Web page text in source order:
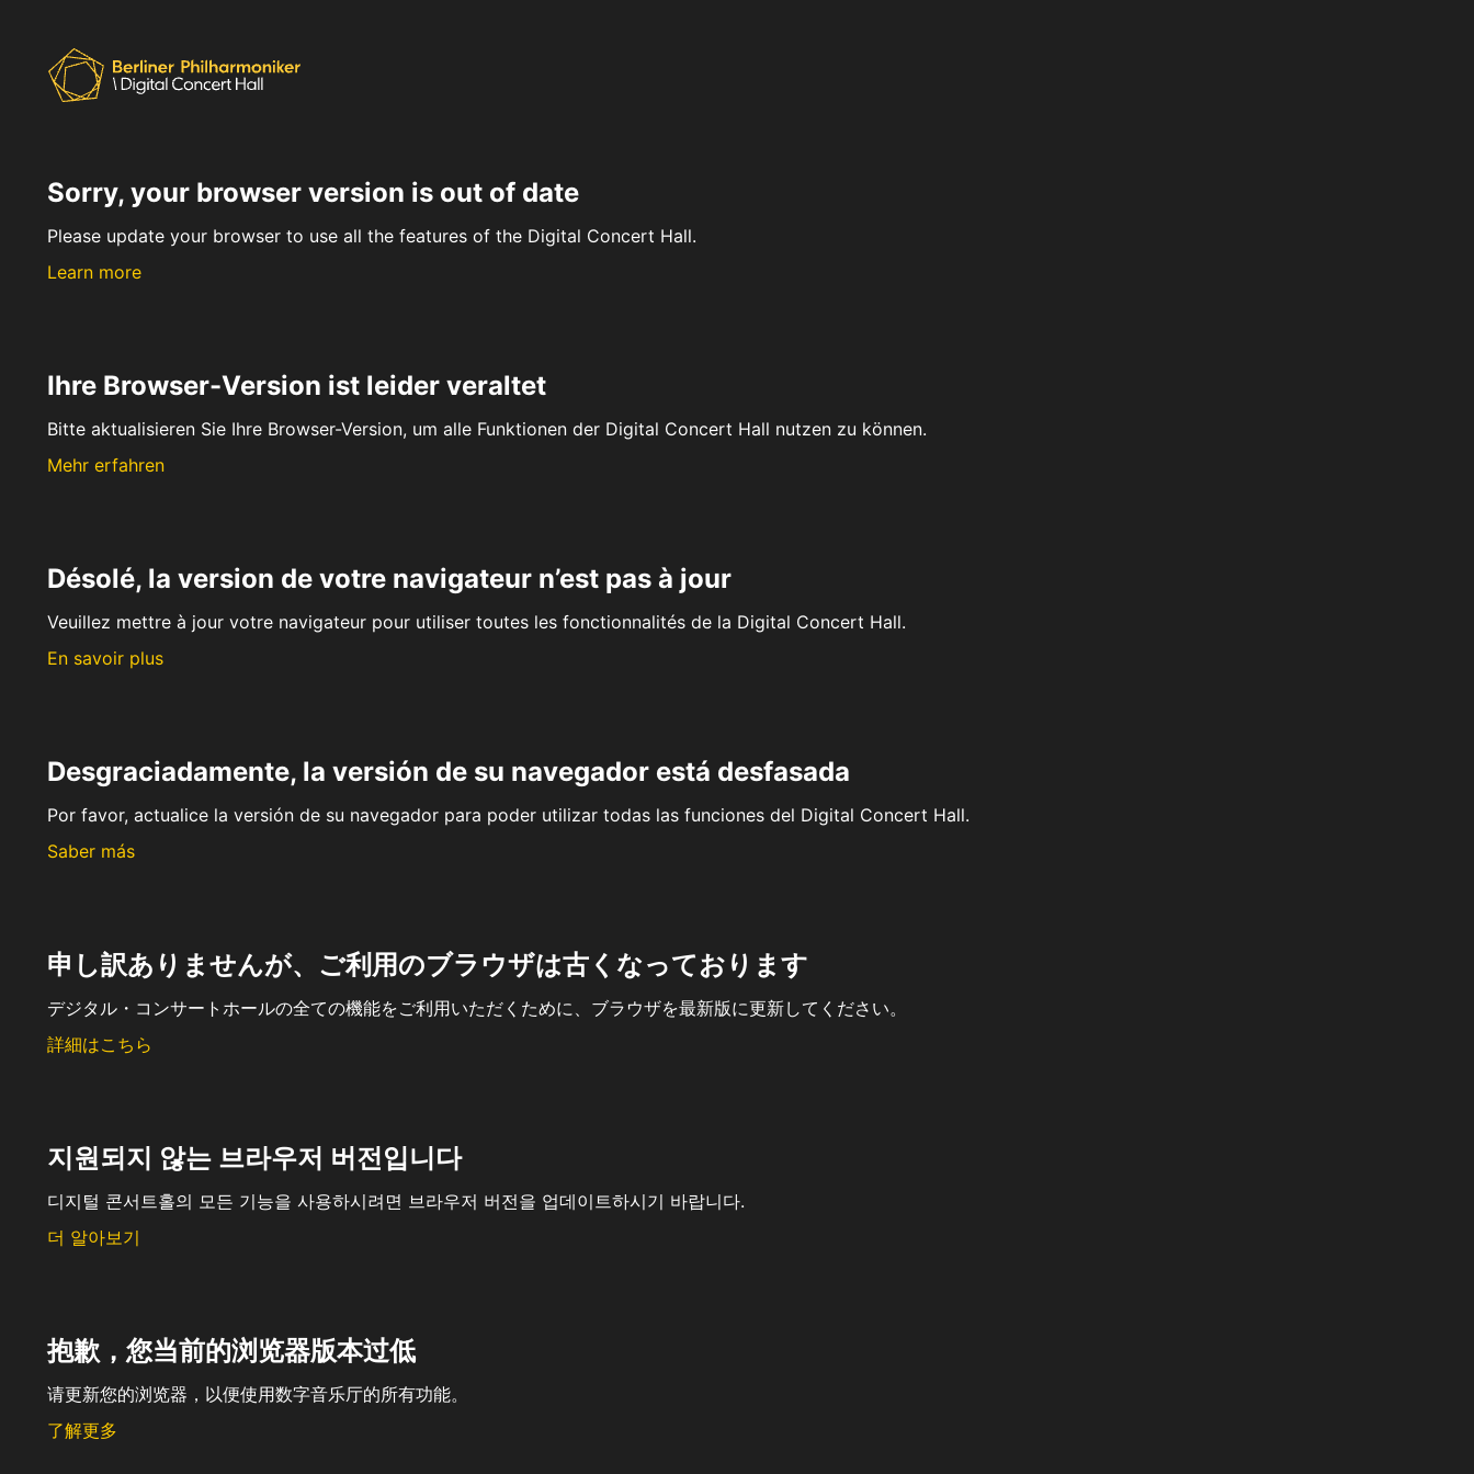
Sorry, your browser version is out of date
Please update your browser to use all the features of the Digital Concert Hall.
Learn more
Ihre Browser-Version ist leider veraltet
Bitte aktualisieren Sie Ihre Browser-Version, um alle Funktionen der Digital Concert Hall nutzen zu können.
Mehr erfahren
Désolé, la version de votre navigateur n’est pas à jour
Veuillez mettre à jour votre navigateur pour utiliser toutes les fonctionnalités de la Digital Concert Hall.
En savoir plus
Desgraciadamente, la versión de su navegador está desfasada
Por favor, actualice la versión de su navegador para poder utilizar todas las funciones del Digital Concert Hall.
Saber más
申し訳ありませんが、ご利用のブラウザは古くなっております
デジタル・コンサートホールの全ての機能をご利用いただくために、ブラウザを最新版に更新してください。
詳細はこちら
지원되지 않는 브라우저 버전입니다
디지털 콘서트홀의 모든 기능을 사용하시려면 브라우저 버전을 업데이트하시기 바랍니다.
더 알아보기
抱歉，您当前的浏览器版本过低
请更新您的浏览器，以便使用数字音乐厅的所有功能。
了解更多